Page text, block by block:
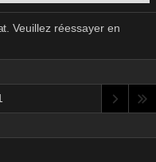
Veuillez réessayer en